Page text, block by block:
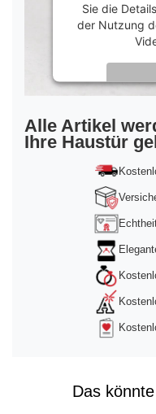
Sie die
der Nutzung
powered
Management
Alle Artikel
Ihre Haustür
Das